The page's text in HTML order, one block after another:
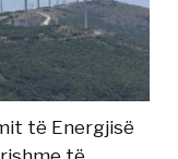
të Energjisë